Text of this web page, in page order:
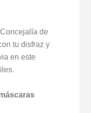
de
tu disfraz y
en este